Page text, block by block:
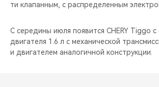
ти клапанным, с распределенным
С середины июля появится CHERY Tiggo
двигателя 1.6 л с механической
и двигателем аналогичной конструкции.